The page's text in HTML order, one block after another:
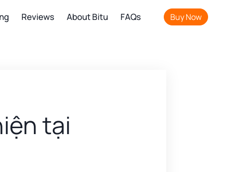
Reviews About Bitu FAQs Buy Now
tại